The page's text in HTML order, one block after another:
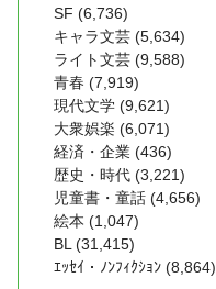
SF (6,736)
キャラ文芸 (5,634)
ライト文芸 (9,588)
青春 (7,919)
現代文学 (9,621)
大衆娯楽 (6,071)
経済・企業 (436)
歴史・時代 (3,221)
児童書・童話 (4,656)
絵本 (1,047)
BL (31,415)
ｴｯｾｲ・ﾉﾝﾌｨｸｼｮﾝ (8,864)